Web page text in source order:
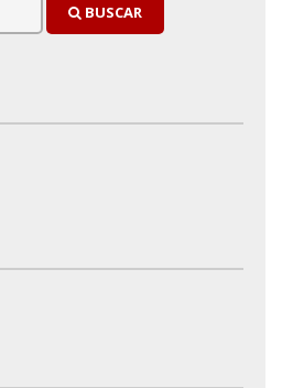
BUSCAR